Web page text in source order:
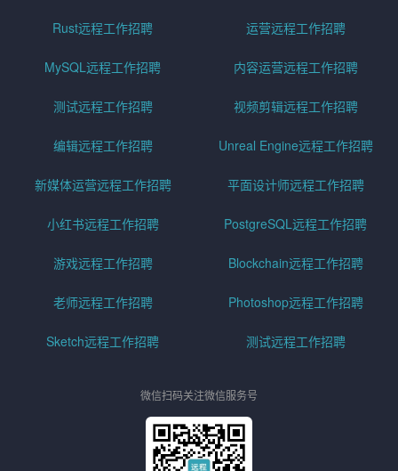
Rust远程工作招聘 运营远程工作招聘
MySQL远程工作招聘 内容运营远程工作招聘
测试远程工作招聘 视频剪辑远程工作招聘
编辑远程工作招聘 Unreal Engine远程工作招聘
新媒体运营远程工作招聘 平面设计师远程工作招聘
小红书远程工作招聘 PostgreSQL远程工作招聘
游戏远程工作招聘 Blockchain远程工作招聘
老师远程工作招聘 Photoshop远程工作招聘
Sketch远程工作招聘 测试远程工作招聘
微信扫码关注微信服务号